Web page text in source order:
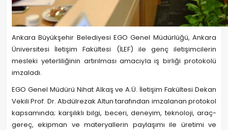
Ankara Büyükşehir Belediyesi EGO Genel Müdürlüğü, Ankara
Üniversitesi İletişim Fakültesi (İLEF) ile genç iletişimcilerin
mesleki yeterliliğinin artırılması amacıyla iş birliği protokolü
imzaladı.
EGO Genel Müdürü Nihat Alkaş ve A.Ü. İletişim Fakültesi Dekan
Vekili Prof. Dr. Abdülrezak Altun tarafından imzalanan protokol
kapsamında; karşılıklı bilgi, beceri, deneyim, teknoloji, araç-
gereç, ekipman ve materyallerin paylaşımı ile üretimi ve